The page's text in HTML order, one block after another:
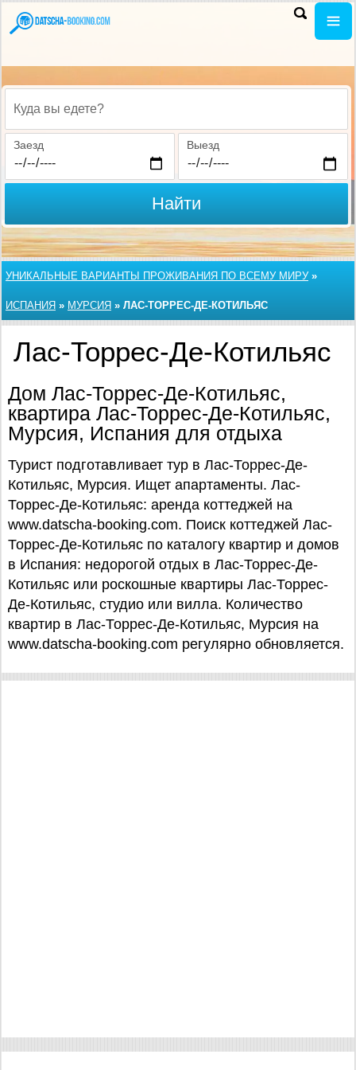
Куда вы едете?
Заезд Выезд
Найти
УНИКАЛЬНЫЕ ВАРИАНТЫ ПРОЖИВАНИЯ ПО ВСЕМУ МИРУ»
ИСПАНИЯ » МУРСИЯ » ЛАС-ТОРРЕС-ДЕ-КОТИЛЬЯС
Лас-Торрес-Де-Котильяс
Дом Лас-Торрес-Де-Котильяс,
квартира Лас-Торрес-Де-Котильяс,
Мурсия, Испания для отдыха
Турист подготавливает тур в Лас-Торрес-Де-
Котильяс, Мурсия. Ищет апартаменты. Лас-
Торрес-Де-Котильяс: аренда коттеджей на
www.datscha-booking.com. Поиск коттеджей Лас-
Торрес-Де-Котильяс по каталогу квартир и домов
в Испания: недорогой отдых в Лас-Торрес-Де-
Котильяс или роскошные квартиры Лас-Торрес-
Де-Котильяс, студио или вилла. Количество
квартир в Лас-Торрес-Де-Котильяс, Мурсия на
www.datscha-booking.com регулярно обновляется.